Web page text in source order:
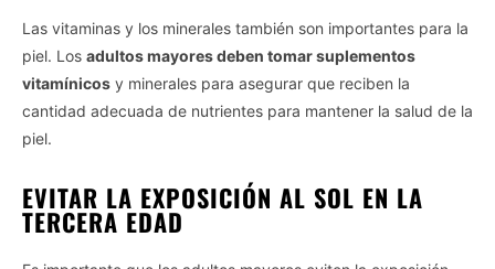
Las vitaminas y los minerales también son importantes para la
piel. Los adultos mayores deben tomar suplementos
vitamínicos y minerales para asegurar que reciben la
cantidad adecuada de nutrientes para mantener la salud de la
piel.
EVITAR LA EXPOSICIÓN AL SOL EN LA
TERCERA EDAD